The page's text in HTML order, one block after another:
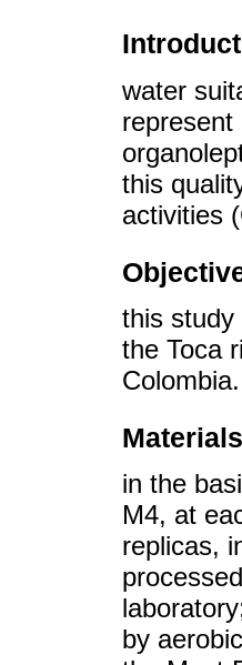
water
this
activities
this study
the Toca
Colombia.
in the
M4, at
replicas,
by